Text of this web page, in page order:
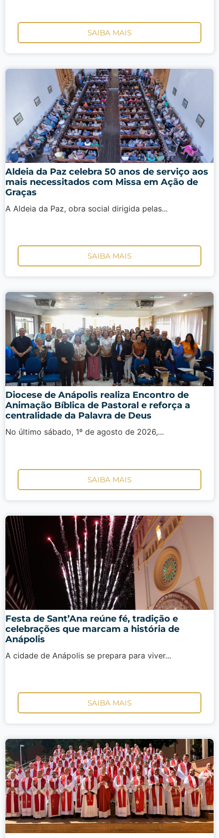
SAIBA MAIS
Aldeia da Paz celebra 50 anos de serviço aos
mais necessitados com Missa em Ação de
Graças
A Aldeia da Paz, obra social dirigida pelas...
SAIBA MAIS
Diocese de Anápolis realiza Encontro de
Animação Bíblica de Pastoral e reforça a
centralidade da Palavra de Deus
No último sábado, 1º de agosto de 2026,...
SAIBA MAIS
Festa de Sant’Ana reúne fé, tradição e
celebrações que marcam a história de
Anápolis
A cidade de Anápolis se prepara para viver...
SAIBA MAIS